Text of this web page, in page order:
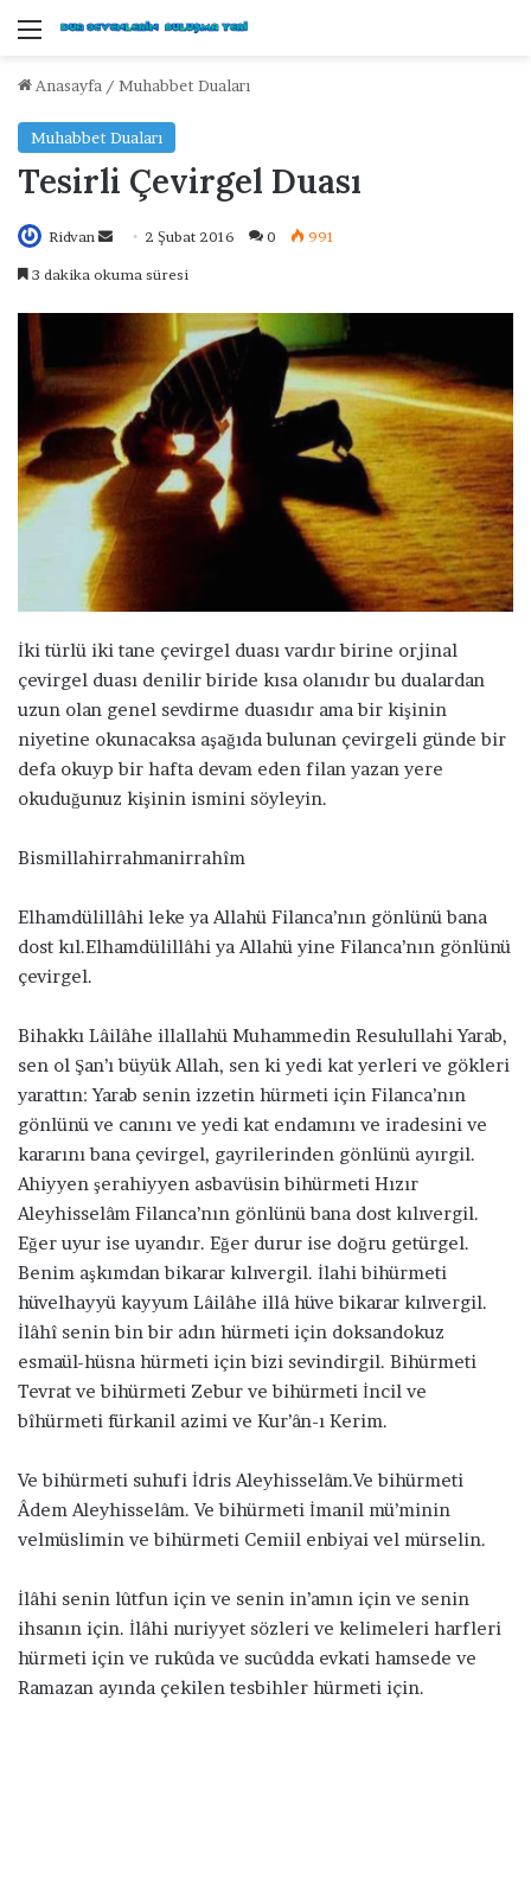
Menü
Anasayfa / Muhabbet Duaları
Muhabbet Duaları
Tesirli Çevirgel Duası
Ridvan
p
o
s
t
a
g
ö
m
e
k
2 Şubat 2016 0 991
3 dakika okuma süresi
İki türlü iki tane çevirgel duası vardır birine orjinal
çevirgel duası denilir biride kısa olanıdır bu dualardan
uzun olan genel sevdirme duasıdır ama bir kişinin
niyetine okunacaksa aşağıda bulunan çevirgeli günde bir
defa okuyp bir hafta devam eden filan yazan yere
okuduğunuz kişinin ismini söyleyin.
Bismillahirrahmanirrahîm
Elhamdülillâhi leke ya Allahü Filanca’nın gönlünü bana
dost kıl.Elhamdülillâhi ya Allahü yine Filanca’nın gönlünü
çevirgel.
Bihakkı Lâilâhe illallahü Muhammedin Resulullahi Yarab,
sen ol Şan’ı büyük Allah, sen ki yedi kat yerleri ve gökleri
yarattın: Yarab senin izzetin hürmeti için Filanca’nın
gönlünü ve canını ve yedi kat endamını ve iradesini ve
kararını bana çevirgel, gayrilerinden gönlünü ayırgil.
Ahiyyen şerahiyyen asbavüsin bihürmeti Hızır
Aleyhisselâm Filanca’nın gönlünü bana dost kılıvergil.
Eğer uyur ise uyandır. Eğer durur ise doğru getürgel.
Benim aşkımdan bikarar kılıvergil. İlahi bihürmeti
hüvelhayyü kayyum Lâilâhe illâ hüve bikarar kılıvergil.
İlâhî senin bin bir adın hürmeti için doksandokuz
esmaül-hüsna hürmeti için bizi sevindirgil. Bihürmeti
Tevrat ve bihürmeti Zebur ve bihürmeti İncil ve
bîhürmeti fürkanil azimi ve Kur’ân-ı Kerim.
Ve bihürmeti suhufi İdris Aleyhisselâm.Ve bihürmeti
Âdem Aleyhisselâm. Ve bihürmeti İmanil mü’minin
velmüslimin ve bihürmeti Cemiil enbiyai vel mürselin.
İlâhi senin lûtfun için ve senin in’amın için ve senin
ihsanın için. İlâhi nuriyyet sözleri ve kelimeleri harfleri
hürmeti için ve rukûda ve sucûdda evkati hamsede ve
Ramazan ayında çekilen tesbihler hürmeti için.